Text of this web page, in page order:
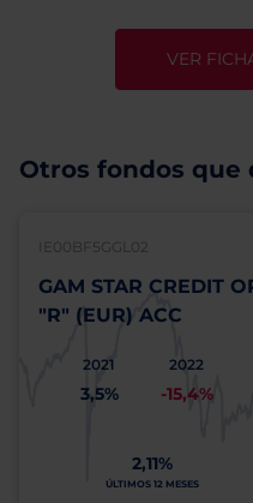
VER
Otros fondos que
IE00BF5GGL02
GAM STAR CREDIT
"R" (EUR) ACC
2021
3,5%
2022
-15,4%
2,11%
ÚLTIMOS 12 MESES